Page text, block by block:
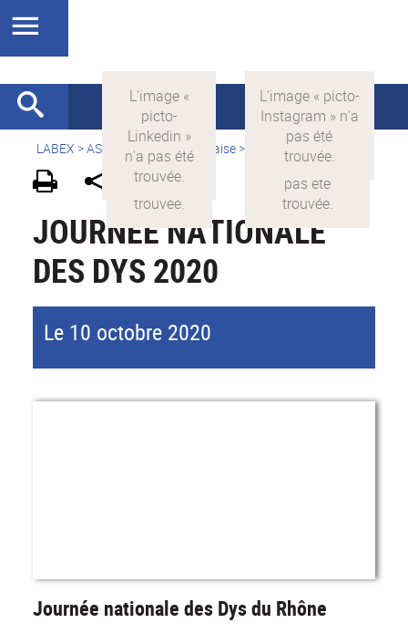
LABEX >ASLAN > Version française> Actualités
JOURNÉE NATIONALE
DES DYS 2020
Le 10 octobre 2020
Journée nationale des Dys du Rhône